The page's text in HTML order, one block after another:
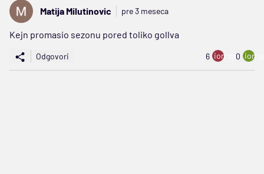
Matija Milutinovic pre 3 meseca
Kejn promasio sezonu pored toliko gollva
Odgovori 6 ion:minus
0